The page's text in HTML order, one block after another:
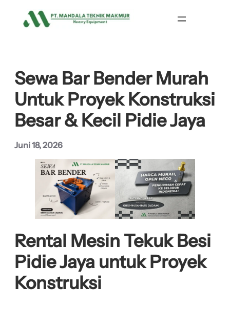
Sewa Bar Bender Murah
Untuk Proyek Konstruksi
Besar & Kecil Pidie Jaya
Juni 18, 2026
Rental Mesin Tekuk Besi
Pidie Jaya untuk Proyek
Konstruksi